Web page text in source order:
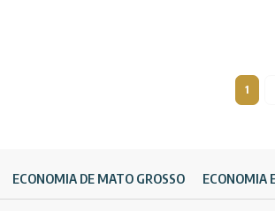
1
ECONOMIA DE MATO GROSSO ECONOMIA